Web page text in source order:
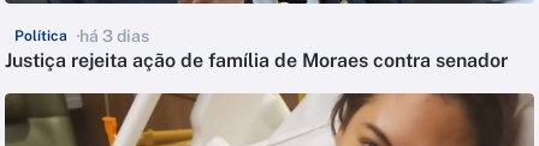
Política há 3 dias
Justiça rejeita ação de família de Moraes contra senador